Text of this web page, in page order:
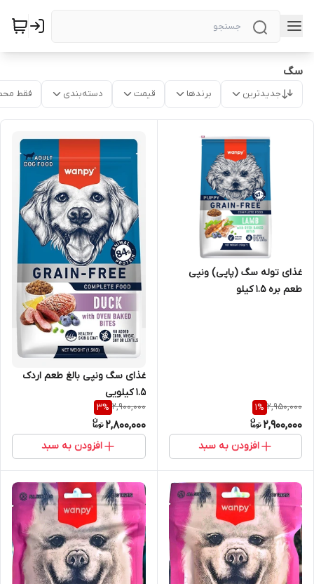
سگ
جدیدترین برندها قیمت دسته‌بندی فقط
غذای توله سگ (پاپی) ونپی
طعم بره 1.5 کیلو
2,950,000
1%
2,900,000
افزودن به سبد
غذای سگ ونپی بالغ طعم اردک
1.5 کیلویی
2,900,000
3%
2,800,000
افزودن به سبد